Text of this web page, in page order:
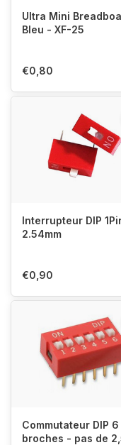
Ultra Mini
Bleu - XF-25
€0,80
Interrupteur DIP
2.54mm
€0,90
Commutateur DIP 6
broches - pas de